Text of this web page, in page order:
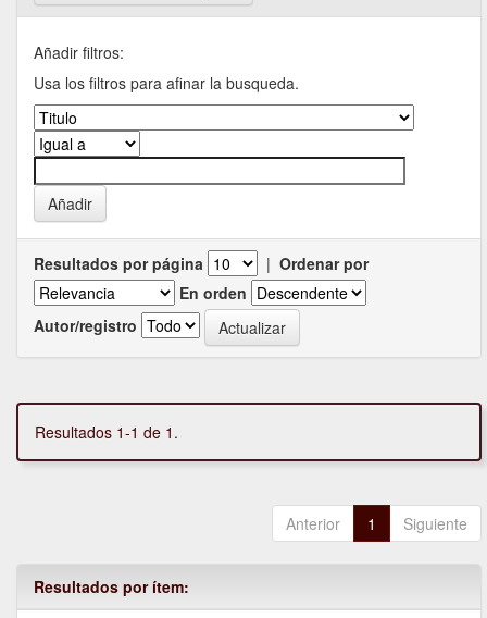
Añadir filtros:
Usa los filtros para afinar la busqueda.
Resultados por página | Ordenar por
En orden
Autor/registro
Resultados 1-1 de 1.
Anterior 1 Siguiente
Resultados por ítem: